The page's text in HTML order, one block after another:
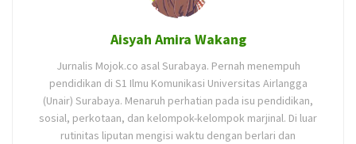
Aisyah Amira Wakang
Jurnalis Mojok.co asal Surabaya. Pernah menempuh
pendidikan di S1 Ilmu Komunikasi Universitas Airlangga
(Unair) Surabaya. Menaruh perhatian pada isu pendidikan,
sosial, perkotaan, dan kelompok-kelompok marjinal. Di luar
rutinitas liputan mengisi waktu dengan berlari dan